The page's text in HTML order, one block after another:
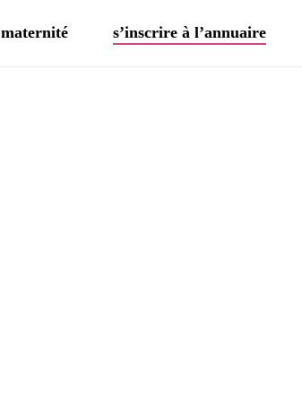
maternité s’inscrire à l’annuaire